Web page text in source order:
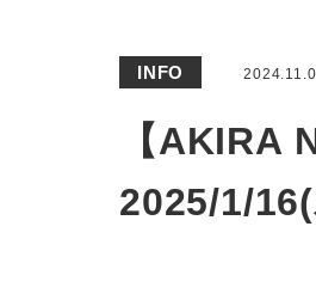
INFO
【
2025/1/